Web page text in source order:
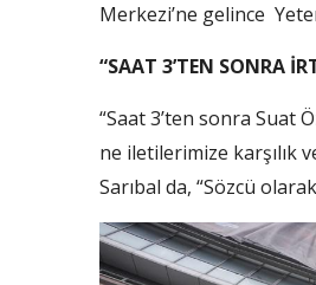
Merkezi’ne gelince
“SAAT 3’TEN SONRA
“Saat 3’ten sonra Suat
ne iletilerimize karşılık
Sarıbal da, “Sözcü